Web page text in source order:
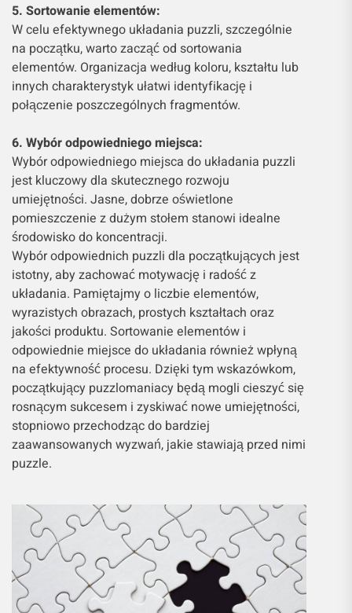
5. Sortowanie elementów:
W celu efektywnego układania puzzli, szczególnie
na początku, warto zacząć od sortowania
elementów. Organizacja według koloru, kształtu lub
innych charakterystyk ułatwi identyfikację i
połączenie poszczególnych fragmentów.
6. Wybór odpowiedniego miejsca:
Wybór odpowiedniego miejsca do układania puzzli
jest kluczowy dla skutecznego rozwoju
umiejętności. Jasne, dobrze oświetlone
pomieszczenie z dużym stołem stanowi idealne
środowisko do koncentracji.
Wybór odpowiednich puzzli dla początkujących jest
istotny, aby zachować motywację i radość z
układania. Pamiętajmy o liczbie elementów,
wyrazistych obrazach, prostych kształtach oraz
jakości produktu. Sortowanie elementów i
odpowiednie miejsce do układania również wpłyną
na efektywność procesu. Dzięki tym wskazówkom,
początkujący puzzlomaniacy będą mogli cieszyć się
rosnącym sukcesem i zyskiwać nowe umiejętności,
stopniowo przechodząc do bardziej
zaawansowanych wyzwań, jakie stawiają przed nimi
puzzle.